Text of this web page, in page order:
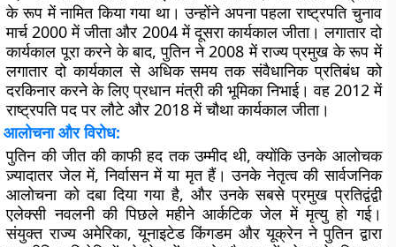
के रूप में नामित किया गया था। उन्होंने अपना पहला राष्ट्रपति चुनाव
मार्च 2000 में जीता और 2004 में दूसरा कार्यकाल जीता। लगातार दो
कार्यकाल पूरा करने के बाद, पुतिन ने 2008 में राज्य प्रमुख के रूप में
लगातार दो कार्यकाल से अधिक समय तक संवैधानिक प्रतिबंध को
दरकिनार करने के लिए प्रधान मंत्री की भूमिका निभाई। वह 2012 में
राष्ट्रपति पद पर लौटे और 2018 में चौथा कार्यकाल जीता।
आलोचना और विरोध:
पुतिन की जीत की काफी हद तक उम्मीद थी, क्योंकि उनके आलोचक
ज़्यादातर जेल में, निर्वासन में या मृत हैं। उनके नेतृत्व की सार्वजनिक
आलोचना को दबा दिया गया है, और उनके सबसे प्रमुख प्रतिद्वंद्वी
एलेक्सी नवलनी की पिछले महीने आर्कटिक जेल में मृत्यु हो गई।
संयुक्त राज्य अमेरिका, यूनाइटेड किंगडम और यूक्रेन ने पुतिन द्वारा